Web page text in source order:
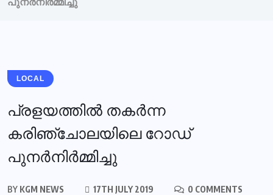
LOCAL
പ്രളയത്തില്‍ തകര്‍ന്ന
കരിഞ്ചോലയിലെ റോഡ്
പുനര്‍നിര്‍മ്മിച്ചു
BY KGM NEWS 17TH JULY 2019
0 COMMENTS